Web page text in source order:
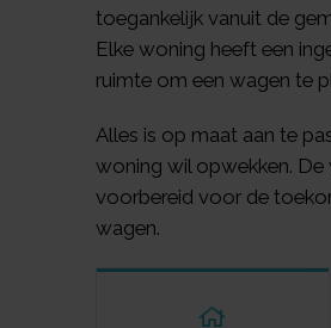
toegankelijk vanuit de
Elke woning heeft een
ruimte om een wagen te
Alles is op maat aan te
woning wil opwekken. De
voorbereid voor de
wagen.